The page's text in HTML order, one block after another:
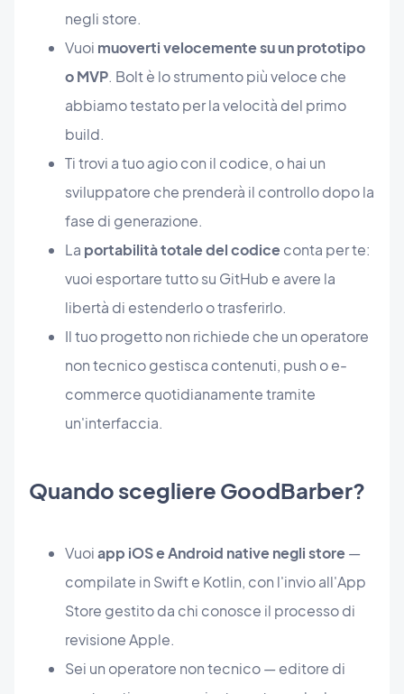
negli store.
Vuoi muoverti velocemente su un prototipo
o MVP. Bolt è lo strumento più veloce che
abbiamo testato per la velocità del primo
build.
Ti trovi a tuo agio con il codice, o hai un
sviluppatore che prenderà il controllo dopo la
fase di generazione.
La portabilità totale del codiceconta per te:
vuoi esportare tutto su GitHub e avere la
libertà di estenderlo o trasferirlo.
Il tuo progetto non richiede che un operatore
non tecnico gestisca contenuti, push o e-
commerce quotidianamente tramite
un'interfaccia.
Quando scegliere GoodBarber?
Vuoiapp iOS e Android native negli store—
compilate in Swift e Kotlin, con l'invio all'App
Store gestito da chi conosce il processo di
revisione Apple.
Sei un operatore non tecnico — editore di